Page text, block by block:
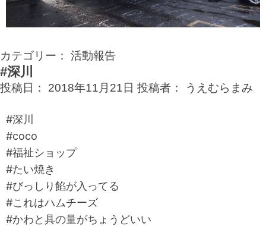
カテゴリー： 活動報告
#深川
投稿日： 2018年11月21日 投稿者： うえむらまみ
#深川
#coco
#福祉ショップ
#たい焼き
#びっしり餡が入ってる
#これはハムチーズ
#かわと具の量がちょうどいい